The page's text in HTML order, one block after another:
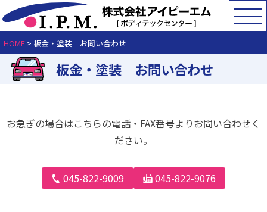
HOME > 板金・塗装 お問い合わせ
板金・塗装 お問い合わせ
お急ぎの場合はこちらの電話・FAX番号よりお問い合わせく
ださい。
045-822-9009 045-822-9076